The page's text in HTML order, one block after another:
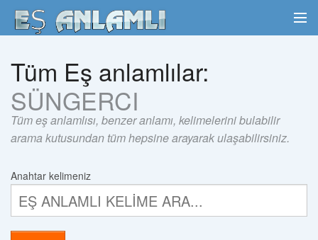
Tüm Eş anlamlılar:
SÜNGERCI
Tüm eş anlamlısı, benzer anlamı, kelimelerini bulabilir
arama kutusundan tüm hepsine arayarak ulaşabilirsiniz.
Anahtar kelimeniz